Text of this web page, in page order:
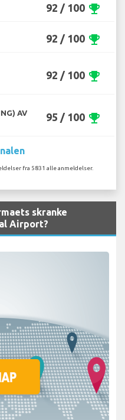
92 / 100 emoji_events
92 / 100 emoji_events
92 / 100 emoji_events
AV
95 / 100 emoji_events
fra 5831 alle anmeldelser.
skranke
Airport?